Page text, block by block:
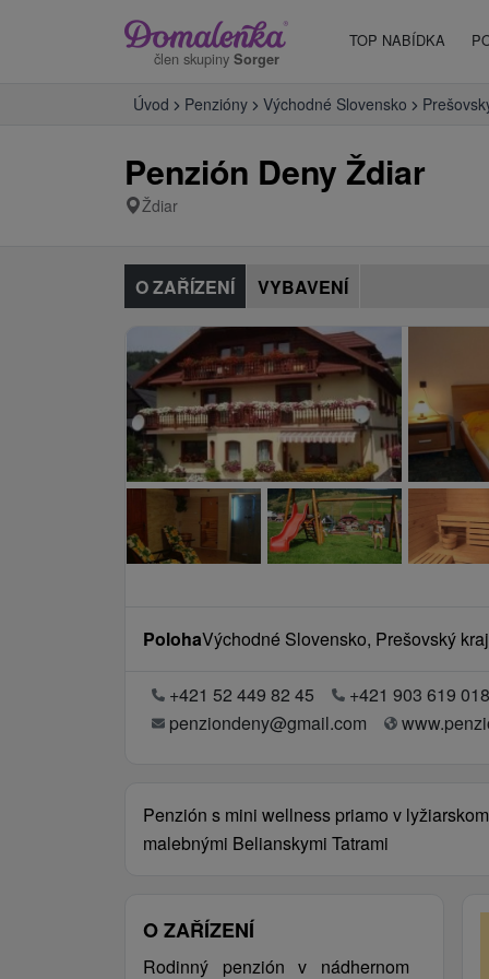
člen skupiny Sorger
TOP NABÍDKA
Úvod Penzióny Východné Slovensko
Penzión Deny Ždiar
Ždiar
O ZAŘÍZENÍ VYBAVENÍ
PolohaVýchodné Slovensko, Prešovský
+421 52 449 82 45
+421 903 619 018
penziondeny@gmail.com
Penzión s mini wellness priamo v
malebnými Belianskymi Tatrami
O ZAŘÍZENÍ
Rodinný penzión v nádhernom